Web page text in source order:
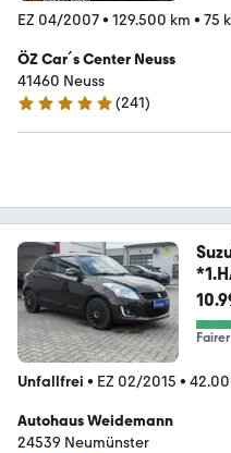
EZ 04/2007• 129.500 km • 75
ÖZ Car´s Center Neuss
41460 Neuss
4.8 Sterne
(241)
Unfallfrei • EZ 02/2015 •
Autohaus Weidemann
24539 Neumünster